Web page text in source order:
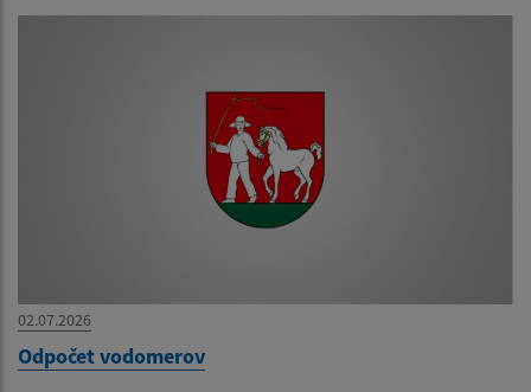
02.07.2026
Odpočet vodomerov